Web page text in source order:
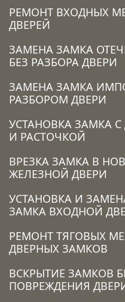
РЕМОНТ ВХОДНЫХ
ДВЕРЕЙ
ЗАМЕНА ЗАМКА
БЕЗ РАЗБОРА ДВЕРИ
ЗАМЕНА ЗАМКА
РАЗБОРОМ ДВЕРИ
УСТАНОВКА ЗАМКА
И РАСТОЧКОЙ
ВРЕЗКА ЗАМКА В
ЖЕЛЕЗНОЙ ДВЕРИ
УСТАНОВКА И
ЗАМКА ВХОДНОЙ
РЕМОНТ ТЯГОВЫХ
ДВЕРНЫХ ЗАМКОВ
ВСКРЫТИЕ ЗАМКОВ
ПОВРЕЖДЕНИЯ